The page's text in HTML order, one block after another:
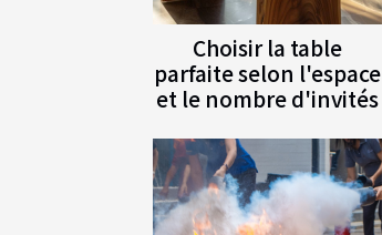
Choisir la table
parfaite selon l'espace
et le nombre d'invités